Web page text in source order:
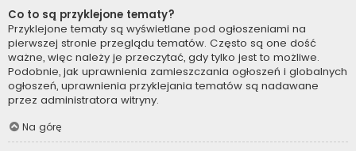
Co to są przyklejone tematy?
Przyklejone tematy są wyświetlane pod ogłoszeniami na
pierwszej stronie przeglądu tematów. Często są one dość
ważne, więc należy je przeczytać, gdy tylko jest to możliwe.
Podobnie, jak uprawnienia zamieszczania ogłoszeń i globalnych
ogłoszeń, uprawnienia przyklejania tematów są nadawane
przez administratora witryny.
Na górę